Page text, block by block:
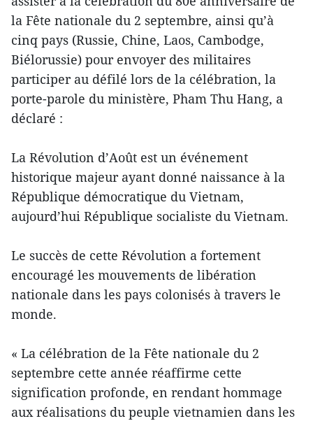
la Fête nationale du 2 septembre, ainsi qu’à
cinq pays (Russie, Chine, Laos, Cambodge,
Biélorussie) pour envoyer des militaires
participer au défilé lors de la célébration, la
porte-parole du ministère, Pham Thu Hang, a
déclaré :
La Révolution d’Août est un événement
historique majeur ayant donné naissance à la
République démocratique du Vietnam,
aujourd’hui République socialiste du Vietnam.
Le succès de cette Révolution a fortement
encouragé les mouvements de libération
nationale dans les pays colonisés à travers le
monde.
« La célébration de la Fête nationale du 2
septembre cette année réaffirme cette
signification profonde, en rendant hommage
aux réalisations du peuple vietnamien dans les